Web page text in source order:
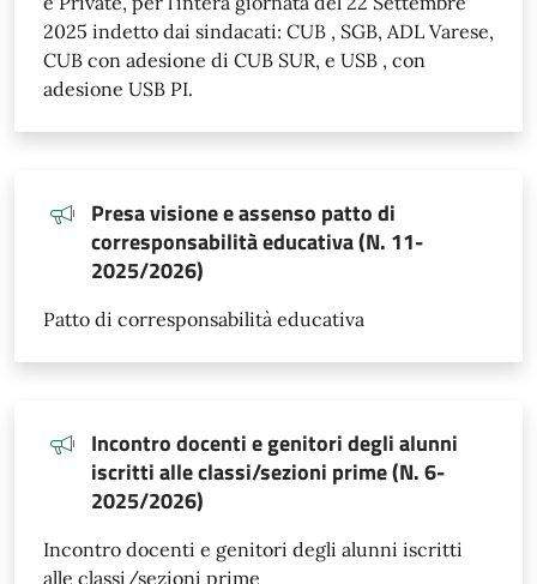
2025 indetto dai sindacati: CUB , SGB, ADL Varese,
CUB con adesione di CUB SUR, e USB , con
adesione USB PI.
Presa visione e assenso patto di
corresponsabilità educativa (N. 11-
2025/2026)
Patto di corresponsabilità educativa
Incontro docenti e genitori degli alunni
iscritti alle classi/sezioni prime (N. 6-
2025/2026)
Incontro docenti e genitori degli alunni iscritti
alle classi/sezioni prime